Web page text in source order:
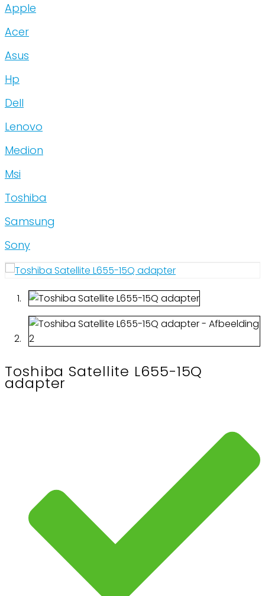
Apple
Acer
Asus
Hp
Dell
Lenovo
Medion
Msi
Toshiba
Samsung
Sony
Toshiba Satellite L655-15Q
adapter